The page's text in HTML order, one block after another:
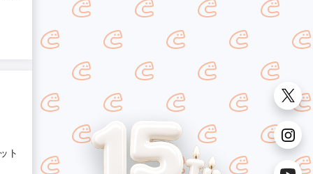
ト